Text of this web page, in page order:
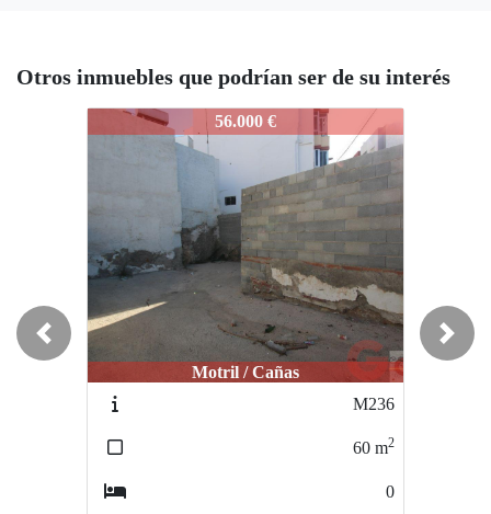
Otros inmuebles que podrían ser de su interés
M402
56.000 €
Motril / Cañas
M236
60 m2
0
Previous Next